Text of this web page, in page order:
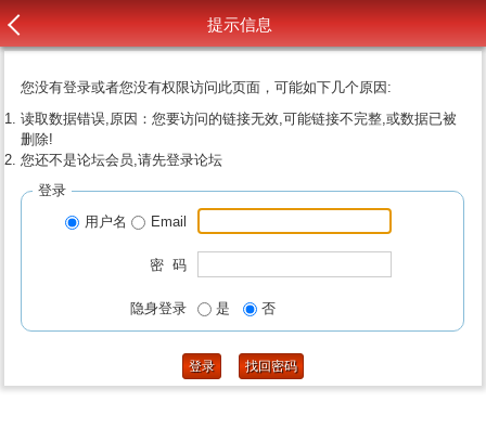
提示信息
您没有登录或者您没有权限访问此页面，可能如下几个原因:
读取数据错误,原因：您要访问的链接无效,可能链接不完整,或数据已被
删除!
您还不是论坛会员,请先登录论坛
登录
用户名
Email
密 码
隐身登录 是 否